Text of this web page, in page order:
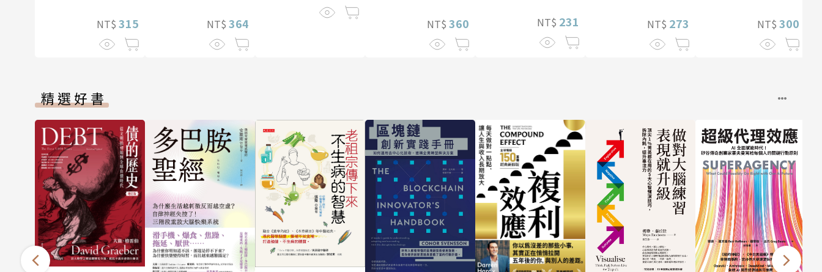
NT$ 315 NT$ 364 NT$ 360 NT$ 231 NT$ 273 NT$ 300
精選好書